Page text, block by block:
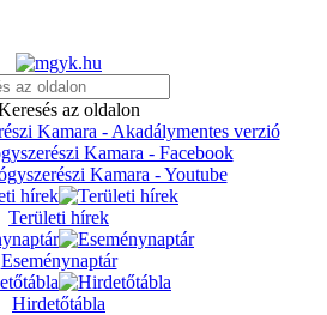
Területi hírek
Eseménynaptár
Hirdetőtábla